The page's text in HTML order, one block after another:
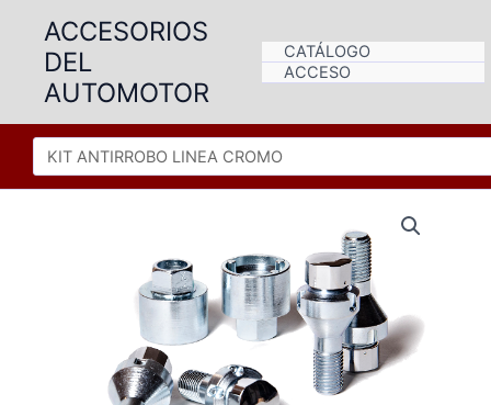
contenido
ACCESORIOS
DEL
AUTOMOTOR
CATÁLOGO
ACCESO